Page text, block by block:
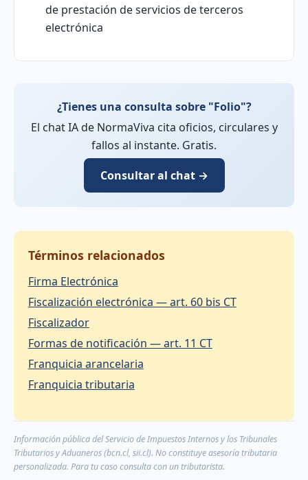
de prestación de servicios de terceros
electrónica
¿Tienes una consulta sobre "Folio"?
El chat IA de NormaViva cita oficios, circulares y
fallos al instante. Gratis.
Consultar al chat →
Términos relacionados
Firma Electrónica
Fiscalización electrónica — art. 60 bis CT
Fiscalizador
Formas de notificación — art. 11 CT
Franquicia arancelaria
Franquicia tributaria
Información pública del Servicio de Impuestos Internos y los Tribunales
Tributarios y Aduaneros (bcn.cl, sii.cl). No constituye asesoría tributaria
personalizada. Para tu caso consulta con un tributarista.